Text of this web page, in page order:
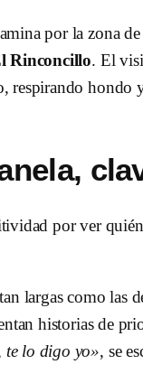
por la zona
Rinconcillo. El
respirando hondo
por ver
largas como
historias de
te lo digo yo», se